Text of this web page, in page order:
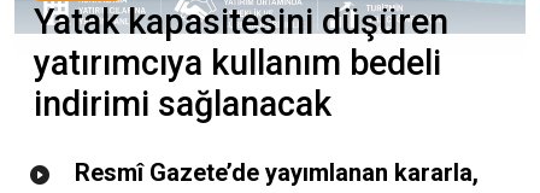
Yatak kapasitesini düşüren
yatırımcıya kullanım bedeli
indirimi sağlanacak
Resmî Gazete’de yayımlanan kararla,